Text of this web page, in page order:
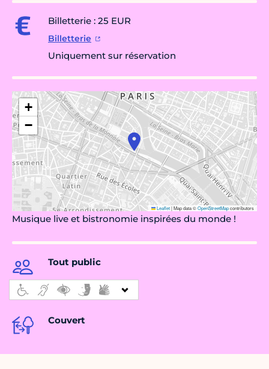
Billetterie : 25 EUR
Billetterie
Uniquement sur réservation
+
−
Leaflet|Map data ©OpenStreetMapcontributors
Musique live et bistronomie inspirées du monde !
Tout public
Couvert